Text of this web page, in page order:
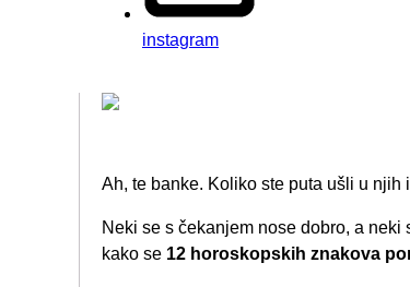
instagram
Ah, te banke. Koliko ste puta ušli u
Neki se s čekanjem nose dobro, a
kako se 12 horoskopskih znakova